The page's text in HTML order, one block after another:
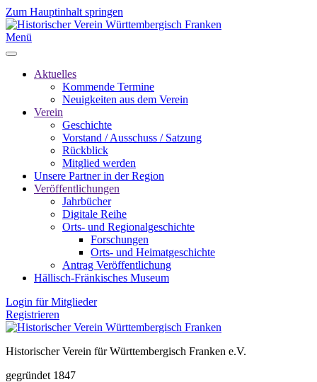
Zum Hauptinhalt springen
Menü
Aktuelles
Kommende Termine
Neuigkeiten aus dem Verein
Verein
Geschichte
Vorstand / Ausschuss / Satzung
Rückblick
Mitglied werden
Unsere Partner in der Region
Veröffentlichungen
Jahrbücher
Digitale Reihe
Orts- und Regionalgeschichte
Forschungen
Orts- und Heimatgeschichte
Antrag Veröffentlichung
Hällisch-Fränkisches Museum
Login für Mitglieder
Registrieren
Historischer Verein für Württembergisch Franken e.V.
gegründet 1847